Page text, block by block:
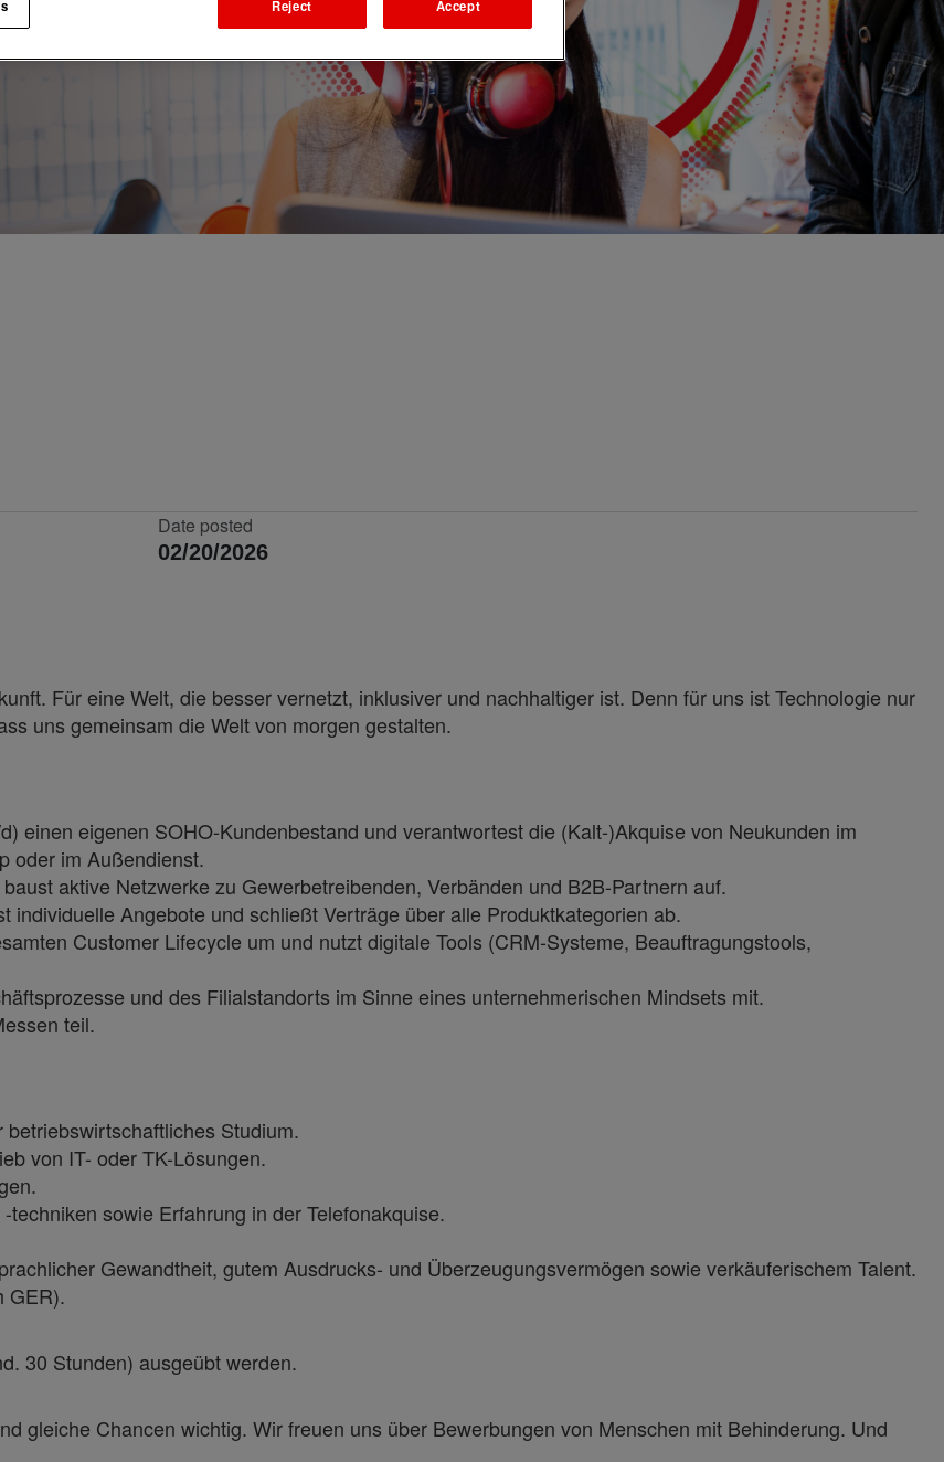
Date posted
02/20/2026
Für eine Welt, die besser vernetzt, inklusiver und nachhaltiger ist. Denn für uns ist Technologie nur
uns gemeinsam die Welt von morgen gestalten.
einen eigenen SOHO-Kundenbestand und verantwortest die (Kalt-)Akquise von Neukunden im
oder im Außendienst.
aktive Netzwerke zu Gewerbetreibenden, Verbänden und B2B-Partnern auf.
Angebote und schließt Verträge über alle Produktkategorien ab.
Customer Lifecycle um und nutzt digitale Tools (CRM-Systeme, Beauftragungstools,
und des Filialstandorts im Sinne eines unternehmerischen Mindsets mit.
teil.
Studium.
von IT- oder TK-Lösungen.
sowie Erfahrung in der Telefonakquise.
Gewandtheit, gutem Ausdrucks- und Überzeugungsvermögen sowie verkäuferischem Talent.
GER).
30 Stunden) ausgeübt werden.
gleiche Chancen wichtig. Wir freuen uns über Bewerbungen von Menschen mit Behinderung. Und
Reject Accept